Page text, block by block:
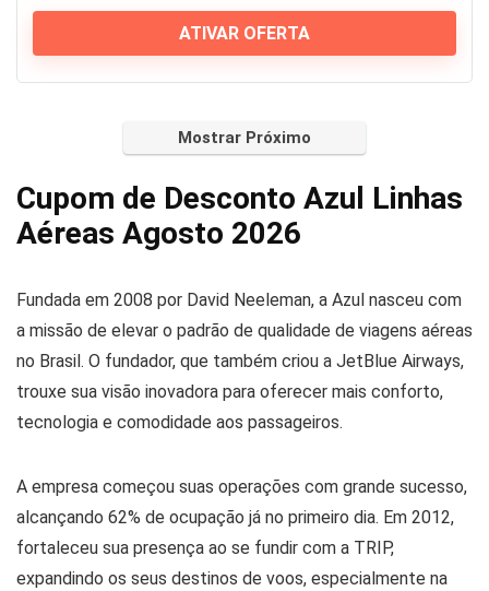
ATIVAR OFERTA
Mostrar Próximo
Cupom de Desconto Azul Linhas
Aéreas Agosto 2026
Fundada em 2008 por David Neeleman, a Azul nasceu com
a missão de elevar o padrão de qualidade de viagens aéreas
no Brasil. O fundador, que também criou a JetBlue Airways,
trouxe sua visão inovadora para oferecer mais conforto,
tecnologia e comodidade aos passageiros.
A empresa começou suas operações com grande sucesso,
alcançando 62% de ocupação já no primeiro dia. Em 2012,
fortaleceu sua presença ao se fundir com a TRIP,
expandindo os seus destinos de voos, especialmente na